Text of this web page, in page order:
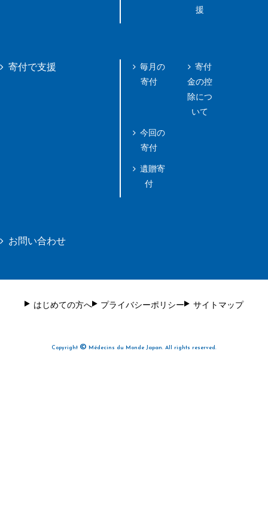
援
寄付で支援
毎月の
寄付
今回の
寄付
遺贈寄
付
寄付
金の控
除につ
いて
お問い合わせ
はじめての方へ プライバシーポリシー サイトマップ
Copyright © Médecins du Monde Japan. All rights reserved.